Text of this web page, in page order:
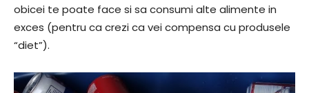
obicei te poate face si sa consumi alte alimente in
exces (pentru ca crezi ca vei compensa cu produsele
“diet”).